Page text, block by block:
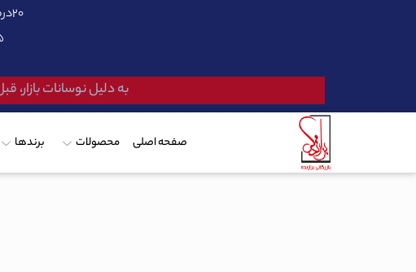
۲۰درصد تخفیف ویژه خرید کابینت و روشویی با کد تخفیف
۱۵درصد
به دلیل نوسانات
صفحه اصلی محصولات برندها